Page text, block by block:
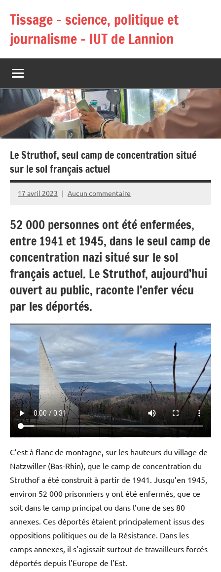
contenu
Tissage – science, politique et
journalisme – IUT de Lannion
Le Struthof, seul camp de concentration situé
sur le sol français actuel
17 avril 2023
Axel
Cindy
Duffay
Léane
Delabrière
and
Lilian
Le
Maire
Aucun commentaire
52 000 personnes ont été enfermées,
entre 1941 et 1945, dans le seul camp de
concentration nazi situé sur le sol
français actuel. Le Struthof, aujourd’hui
ouvert au public, raconte l’enfer vécu
par les déportés.
C’est à flanc de montagne, sur les hauteurs du village de
Natzwiller (Bas-Rhin), que le camp de concentration du
Struthof a été construit à partir de 1941. Jusqu’en 1945,
environ 52 000 prisonniers y ont été enfermés, que ce
soit dans le camp principal ou dans l’une de ses 80
annexes. Ces déportés étaient principalement issus des
oppositions politiques ou de la Résistance. Dans les
camps annexes, il s’agissait surtout de travailleurs forcés
déportés depuis l’Europe de l’Est.